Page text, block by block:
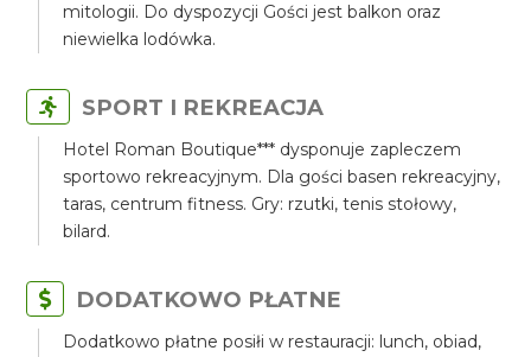
mitologii. Do dyspozycji Gości jest balkon oraz
niewielka lodówka.
SPORT I REKREACJA
Hotel Roman Boutique*** dysponuje zapleczem
sportowo rekreacyjnym. Dla gości basen rekreacyjny,
taras, centrum fitness. Gry: rzutki, tenis stołowy,
bilard.
DODATKOWO PŁATNE
Dodatkowo płatne posiłi w restauracji: lunch, obiad,